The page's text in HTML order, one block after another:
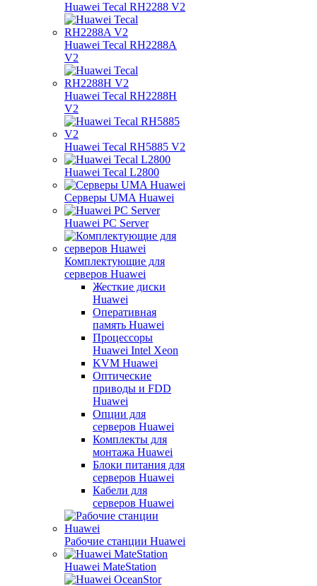
Huawei Tecal RH2288 V2
Huawei Tecal RH2288A
V2
Huawei Tecal RH2288H
V2
Huawei Tecal RH5885 V2
Huawei Tecal L2800
Серверы UMA Huawei
Huawei PC Server
Комплектующие для
серверов Huawei
Жесткие диски
Huawei
Оперативная
память Huawei
Процессоры
Huawei Intel Xeon
KVM Huawei
Оптические
приводы и FDD
Huawei
Опции для
серверов Huawei
Комплекты для
монтажа Huawei
Блоки питания для
серверов Huawei
Кабели для
серверов Huawei
Рабочие станции Huawei
Huawei MateStation